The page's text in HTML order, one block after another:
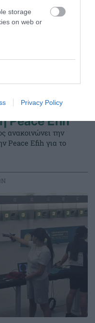
storage
on web or
Privacy Policy
Peace Efih
ανακοινώνει την
Peace Efih για το